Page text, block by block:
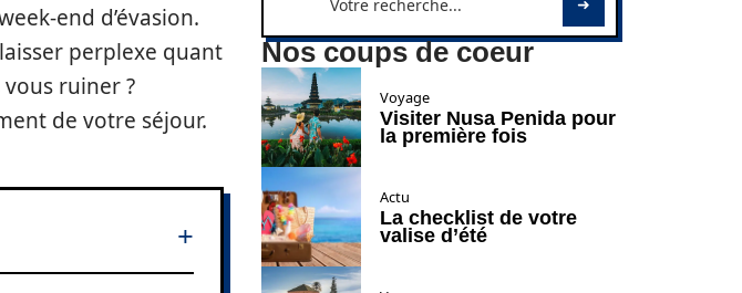
end d’évasion.
perplexe quant
ruiner ?
de votre séjour.
Nos coups de coeur
Voyage
Visiter Nusa Penida pour
la première fois
Actu
La checklist de votre
valise d’été